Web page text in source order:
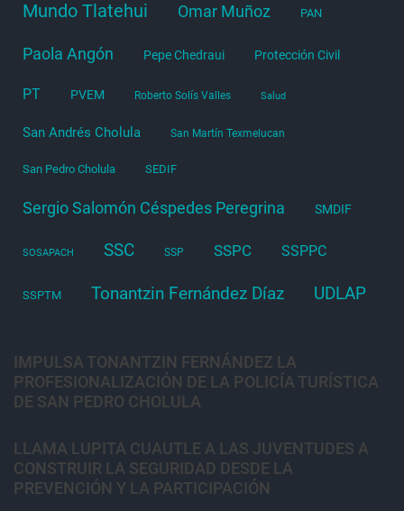
Mundo Tlatehui Omar Muñoz PAN
Paola Angón Pepe Chedraui Protección Civil
PT PVEM Roberto Solís Valles Salud
San Andrés Cholula San Martín Texmelucan
San Pedro Cholula SEDIF
Sergio Salomón Céspedes Peregrina SMDIF
SOSAPACH SSC SSP SSPC SSPPC
SSPTM Tonantzin Fernández Díaz UDLAP
IMPULSA TONANTZIN FERNÁNDEZ LA
PROFESIONALIZACIÓN DE LA POLICÍA TURÍSTICA
DE SAN PEDRO CHOLULA
LLAMA LUPITA CUAUTLE A LAS JUVENTUDES A
CONSTRUIR LA SEGURIDAD DESDE LA
PREVENCIÓN Y LA PARTICIPACIÓN